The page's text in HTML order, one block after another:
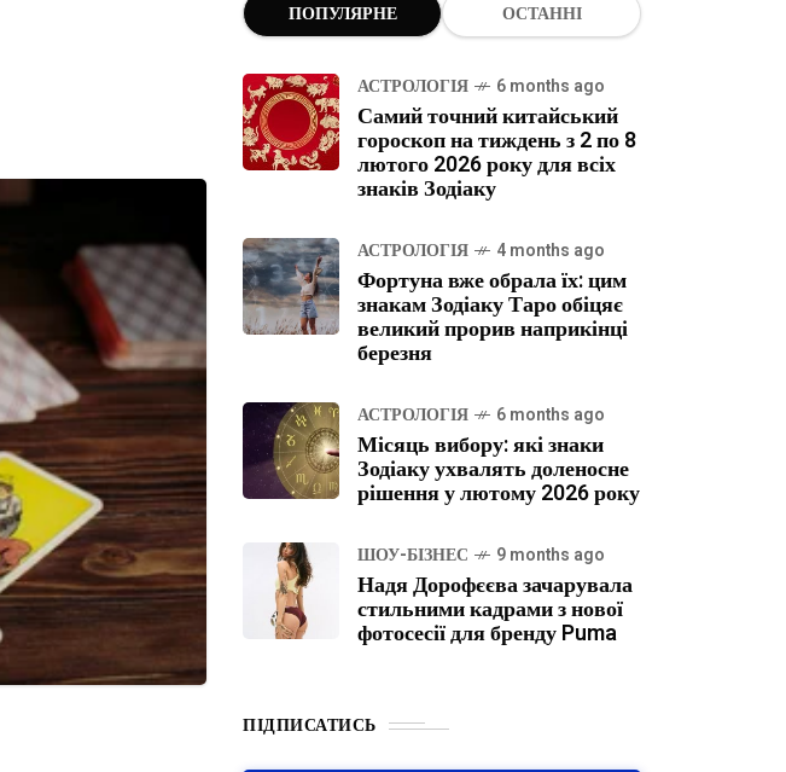
ПОПУЛЯРНЕ ОСТАННІ
АСТРОЛОГІЯ 6 months ago
Самий точний китайський
гороскоп на тиждень з 2 по 8
лютого 2026 року для всіх
знаків Зодіаку
АСТРОЛОГІЯ 4 months ago
Фортуна вже обрала їх: цим
знакам Зодіаку Таро обіцяє
великий прорив наприкінці
березня
АСТРОЛОГІЯ 6 months ago
Місяць вибору: які знаки
Зодіаку ухвалять доленосне
рішення у лютому 2026 року
ШОУ-БІЗНЕС 9 months ago
Надя Дорофєєва зачарувала
стильними кадрами з нової
фотосесії для бренду Puma
ПІДПИСАТИСЬ